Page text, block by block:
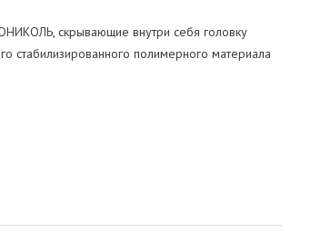
скрывающие внутри себя головку
стабилизированного полимерного материала